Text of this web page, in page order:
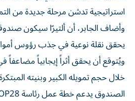
استراتيجية تدشن مرحلة جديدة من
وأضاف الجابر، أن ألتيرّا سيكون
يحقق نقلة نوعية في جذب رؤوس
ويُتوقع أن يحقق أثراً إيجابياً مضاعفاً
خلال حجم تمويله الكبير وبنيته